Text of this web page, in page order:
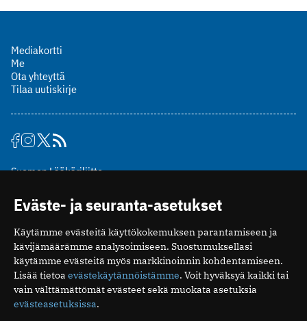
Mediakortti
Me
Ota yhteyttä
Tilaa uutiskirje
Suomen Lääkäriliitto
00510 Helsinki
puh. (09) 393 091
toimitus@potilaanlaakarilehti.fi
ISSN 2323-9476
Eväste- ja seuranta-asetukset
Käytämme evästeitä käyttökokemuksen parantamiseen ja
kävijämäärämme analysoimiseen. Suostumuksellasi
käytämme evästeitä myös markkinoinnin kohdentamiseen.
Lisää tietoa evästekäytännöistämme. Voit hyväksyä kaikki tai
vain välttämättömät evästeet sekä muokata asetuksia
evästeasetuksissa.